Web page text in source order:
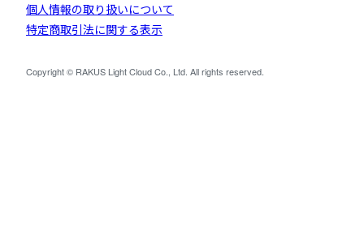
個人情報の取り扱いについて
特定商取引法に関する表示
Copyright © RAKUS Light Cloud Co., Ltd. All rights reserved.